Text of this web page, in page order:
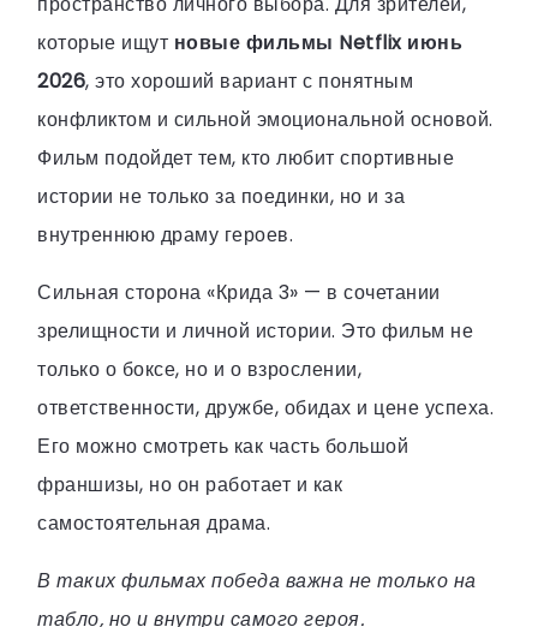
которые ищут новые фильмы Netflix июнь
2026, это хороший вариант с понятным
конфликтом и сильной эмоциональной основой.
Фильм подойдет тем, кто любит спортивные
истории не только за поединки, но и за
внутреннюю драму героев.
Сильная сторона «Крида 3» — в сочетании
зрелищности и личной истории. Это фильм не
только о боксе, но и о взрослении,
ответственности, дружбе, обидах и цене успеха.
Его можно смотреть как часть большой
франшизы, но он работает и как
самостоятельная драма.
В таких фильмах победа важна не только на
табло, но и внутри самого героя.